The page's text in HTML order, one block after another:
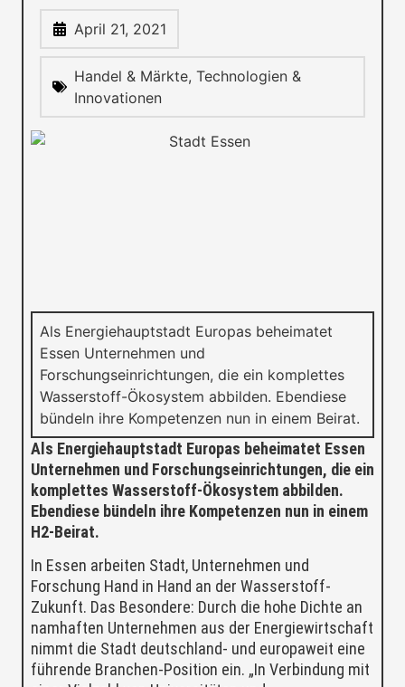
April 21, 2021
Handel & Märkte, Technologien &
Innovationen
Als Energiehauptstadt Europas beheimatet
Essen Unternehmen und
Forschungseinrichtungen, die ein komplettes
Wasserstoff-Ökosystem abbilden. Ebendiese
bündeln ihre Kompetenzen nun in einem Beirat.
Als Energiehauptstadt Europas beheimatet Essen
Unternehmen und Forschungseinrichtungen, die ein
komplettes Wasserstoff-Ökosystem abbilden.
Ebendiese bündeln ihre Kompetenzen nun in einem
H2-Beirat.
In Essen arbeiten Stadt, Unternehmen und
Forschung Hand in Hand an der Wasserstoff-
Zukunft. Das Besondere: Durch die hohe Dichte an
namhaften Unternehmen aus der Energiewirtschaft
nimmt die Stadt deutschland- und europaweit eine
führende Branchen-Position ein. „In Verbindung mit